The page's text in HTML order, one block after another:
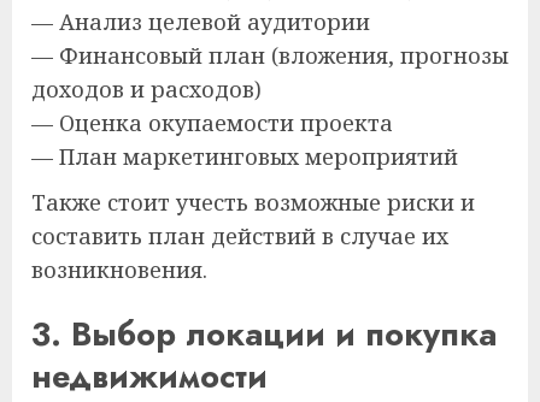
— Анализ целевой аудитории
— Финансовый план (вложения, прогнозы
доходов и расходов)
— Оценка окупаемости проекта
— План маркетинговых мероприятий
Также стоит учесть возможные риски и
составить план действий в случае их
возникновения.
3. Выбор локации и покупка
недвижимости